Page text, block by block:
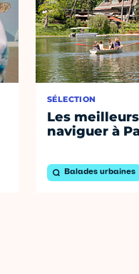
SÉLECTION
Les
naviguer à
Balades urbaines